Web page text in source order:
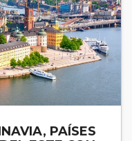
PAÍSES